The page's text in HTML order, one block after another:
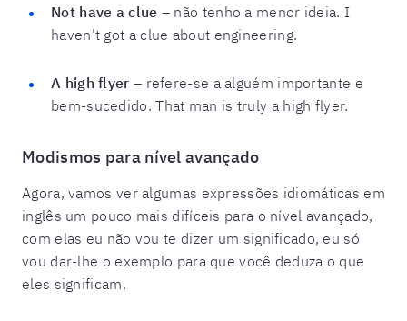
Not have a clue – não tenho a menor ideia. I
haven’t got a clue about engineering.
A high flyer – refere-se a alguém importante e
bem-sucedido. That man is truly a high flyer.
Modismos para nível avançado
Agora, vamos ver algumas expressões idiomáticas em
inglês um pouco mais difíceis para o nível avançado,
com elas eu não vou te dizer um significado, eu só
vou dar-lhe o exemplo para que você deduza o que
eles significam.